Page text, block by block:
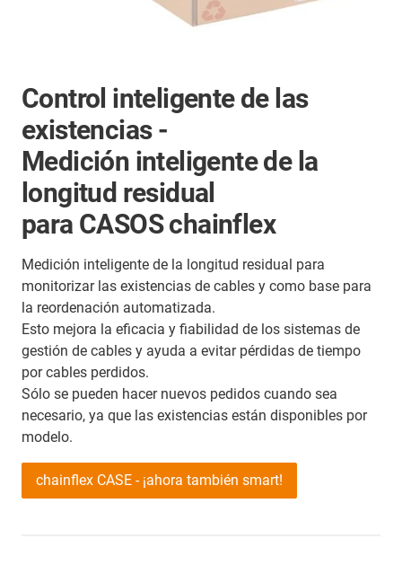
Control inteligente de las
existencias -
Medición inteligente de la
longitud residual
para CASOS chainflex
Medición inteligente de la longitud residual para
monitorizar las existencias de cables y como base para
la reordenación automatizada.
Esto mejora la eficacia y fiabilidad de los sistemas de
gestión de cables y ayuda a evitar pérdidas de tiempo
por cables perdidos.
Sólo se pueden hacer nuevos pedidos cuando sea
necesario, ya que las existencias están disponibles por
modelo.
chainflex CASE - ¡ahora también smart!